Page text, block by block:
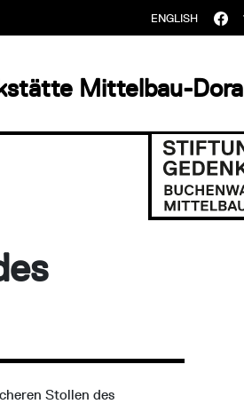
ENGLISH
Mittelbau-Dora
Stollen des